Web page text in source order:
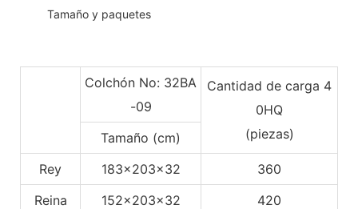
Tamaño y paquetes
Colchón No: 32BA
-09
Cantidad de carga 4
0HQ
(piezas)
Tamaño (cm)
Rey
183x203x32
360
Reina
152x203x32
420